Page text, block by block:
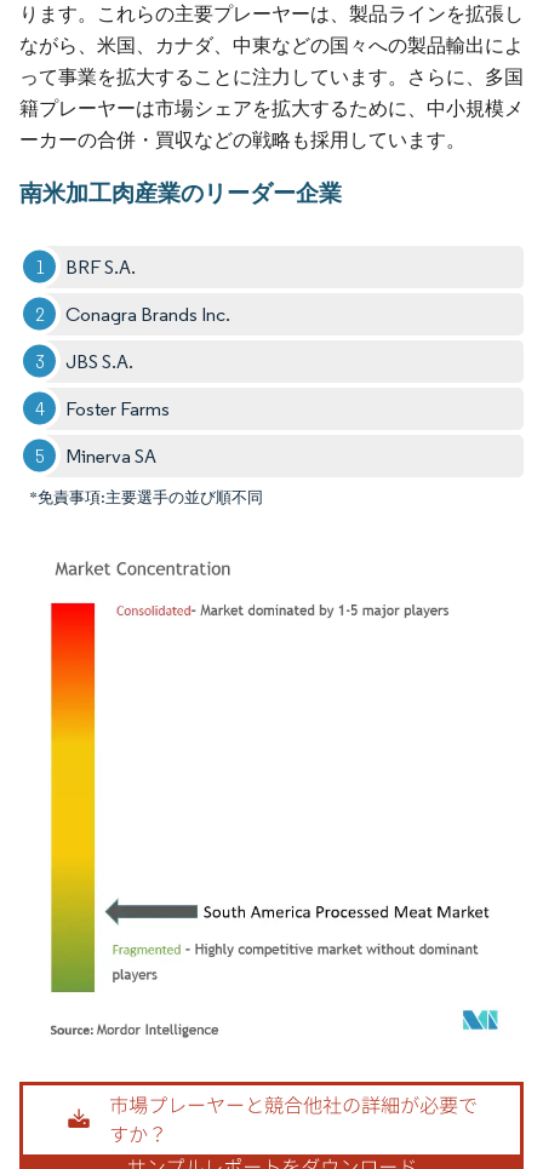
ります。これらの主要プレーヤーは、製品ラインを拡張し
ながら、米国、カナダ、中東などの国々への製品輸出によ
って事業を拡大することに注力しています。さらに、多国
籍プレーヤーは市場シェアを拡大するために、中小規模メ
ーカーの合併・買収などの戦略も採用しています。
南米加工肉産業のリーダー企業
BRF S.A.
Conagra Brands Inc.
JBS S.A.
Foster Farms
Minerva SA
*免責事項:主要選手の並び順不同
画像 © Mordor Intelligence。再利用にはCC BY 4.0の表示が必要です。